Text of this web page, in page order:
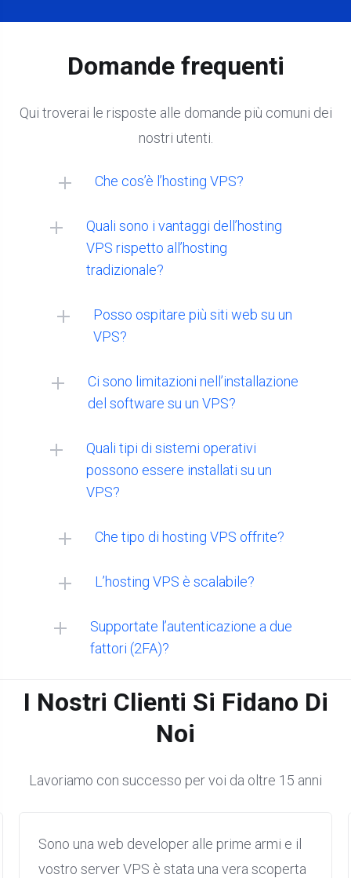
Domande frequenti
Qui troverai le risposte alle domande più comuni dei
nostri utenti.
Che cos’è l’hosting VPS?
Quali sono i vantaggi dell’hosting
VPS rispetto all’hosting
tradizionale?
Posso ospitare più siti web su un
VPS?
Ci sono limitazioni nell’installazione
del software su un VPS?
Quali tipi di sistemi operativi
possono essere installati su un
VPS?
Linux:
Che tipo di hosting VPS offrite?
L’hosting VPS è scalabile?
Supportate l’autenticazione a due
fattori (2FA)?
I Nostri Clienti Si Fidano Di
Noi
Lavoriamo con successo per voi da oltre 15 anni
Sono una web developer alle prime armi e il
vostro server VPS è stata una vera scoperta